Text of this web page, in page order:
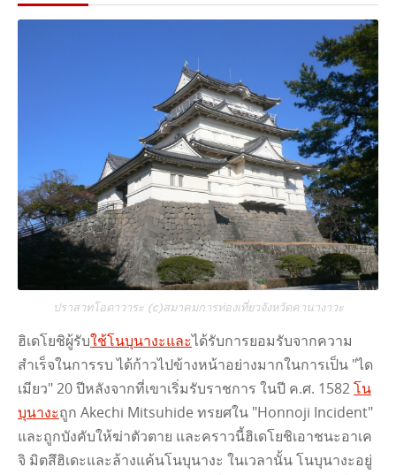
ปราสาทโอดาวาระ (c)สมาคมการท่องเที่ยวจังหวัดคานางาวะ
ฮิเดโยชิผู้รับใช้โนบุนางะและได้รับการยอมรับจากความ
สําเร็จในการรบ ได้ก้าวไปข้างหน้าอย่างมากในการเป็น "ได
เมียว" 20 ปีหลังจากที่เขาเริ่มรับราชการ ในปี ค.ศ. 1582โน
บุนางะถูก Akechi Mitsuhide ทรยศใน "Honnoji Incident"
และถูกบังคับให้ฆ่าตัวตาย และคราวนี้ฮิเดโยชิเอาชนะอาเค
จิ มิตสึฮิเดะและล้างแค้นโนบุนางะ ในเวลานั้น โนบุนางะอยู่